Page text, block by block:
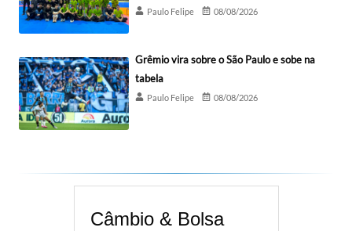
Paulo Felipe 08/08/2026
Grêmio vira sobre o São Paulo e sobe na
tabela
Paulo Felipe 08/08/2026
Câmbio & Bolsa